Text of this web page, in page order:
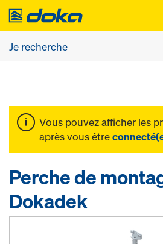
Vous pouvez afficher les
après vous être
Perche de
Dokadek